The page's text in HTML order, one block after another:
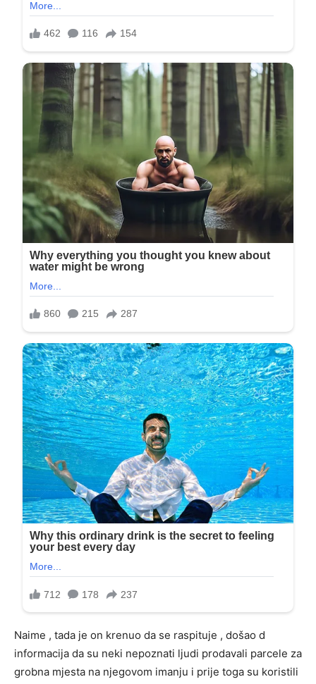
Naime , tada je on krenuo da se raspituje , došao d
informacija da su neki nepoznati ljudi prodavali parcele za
grobna mjesta na njegovom imanju i prije toga su koristili